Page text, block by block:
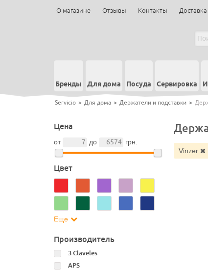
О магазине Отзывы Контакты
Бренды Для дома Посуда Сервировка
Servicio > Для дома > Держатели и подставки >
Цена
от до грн.
Цвет
Еще
Производитель
3 Claveles
APS
Vinzer